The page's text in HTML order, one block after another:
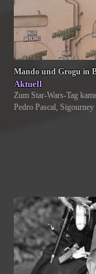
Mando und Grogu in
Aktuell
Zum Star-Wars-Tag
Pedro Pascal,